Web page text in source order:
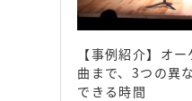
【事例紹介】オ
曲まで、3つの異
できる時間